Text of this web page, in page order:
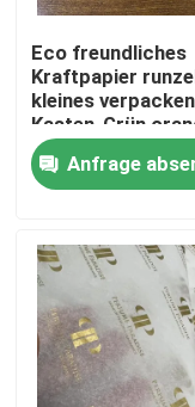
Videos
Farbton-Buch-
Bilderbuch-
Notizbuch-
Lehrbuch-
Eco freundliches
Kraftpapier
kleines
Kasten-Grün
Soem 90mm 13cm
Anfrage